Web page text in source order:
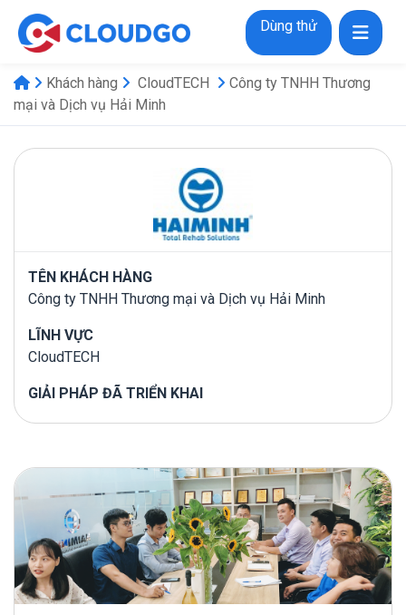
Dùng thử
Khách hàng CloudTECH
Công ty TNHH Thương
mại và Dịch vụ Hải Minh
TÊN KHÁCH HÀNG
Công ty TNHH Thương mại và Dịch vụ Hải Minh
LĨNH VỰC
CloudTECH
GIẢI PHÁP ĐÃ TRIỂN KHAI